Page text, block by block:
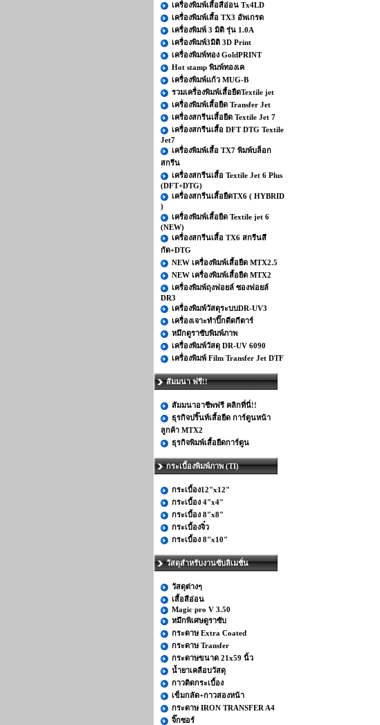
เครื่องพิมพ์เสื้อสีอ่อน Tx4LD
เครื่องพิมพ์เสื้อ TX3 อัพเกรด
เครื่องพิมพ์ 3 มิติ รุ่น 1.0A
เครื่องพิมพ์3มิติ 3D Print
เครื่องพิมพ์ทอง GoldPRINT
Hot stamp พิมพ์ทองเค
เครื่องพิมพ์แก้ว MUG-B
รวมเครื่องพิมพ์เสื้อยืดTextile jet
เครื่องพิมพ์เสื้อยืด Transfer Jet
เครื่องสกรีนเสื้อยืด Textile Jet 7
เครื่องสกรีนเสื้อ DFT DTG Textile
Jet7
เครื่องพิมพ์เสื้อ TX7 พิมพ์บล็อก
สกรีน
เครื่องสกรีนเสื้อ Textile Jet 6 Plus
(DFT+DTG)
เครื่องสกรีนเสื้อยืดTX6 ( HYBRID
)
เครื่องพิมพ์เสื้อยืด Textile jet 6
(NEW)
เครื่องสกรีนเสื้อ TX6 สกรีนสี
กัด+DTG
NEW เครื่องพิมพ์เสื้อยืด MTX2.5
NEW เครื่องพิมพ์เสื้อยืด MTX2
เครื่องพิมพ์ถุงฟอยล์ ซองฟอยล์
DR3
เครื่องพิมพ์วัสดุระบบDR-UV3
เครื่องเจาะทำปิ๊กดีดกีตาร์
หมึกดูราซับพิมพ์ภาพ
เครื่องพิมพ์วัสดุ DR-UV 6090
เครื่องพิมพ์ Film Transfer Jet DTF
สัมมนา ฟรี!!
สัมมนาอาชีพฟรี คลิกที่นี่!!
ธุรกิจปริ๊นท์เสื้อยืด การ์ตูนหน้า
ลูกค้า MTX2
ธุรกิจพิมพ์เสื้อยืดการ์ตูน
กระเบื้องพิมพ์ภาพ (TI)
กระเบื้อง12"x12"
กระเบื้อง 4"x4"
กระเบื้อง 8"x8"
กระเบื้องจิ๋ว
กระเบื้อง 8"x10"
วัสดุสำหรับงานซับลิเมชั่น
วัสดุต่างๆ
เสื้อสีอ่อน
Magic pro V 3.50
หมึกพิเศษดูราซับ
กระดาษ Extra Coated
กระดาษ Transfer
กระดาษขนาด 21x59 นิ้ว
น้ำยาเคลือบวัสดุ
กาวติดกระเบื้อง
เข็มกลัด+กาวสองหน้า
กระดาษ IRON TRANSFER A4
จิ๊กซอร์